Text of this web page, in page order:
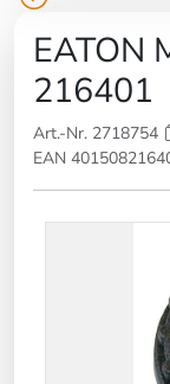
EATON
216401
Art.-Nr. 2718754
EAN